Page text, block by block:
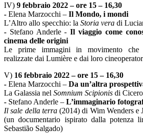
IV) 9 febbraio 2022 – ore 15 – 16,30
- Elena Marzocchi – Il Mondo, i mondi
L’Altro allo specchio: la Storia vera di
- Stefano Anderle -Il viaggio come
cinema delle origini
Le prime immagini in movimento che
realizzate dai Lumière e dai loro
V) 16 febbraio 2022 – ore 15 – 16,30
- Elena Marzocchi – Da un’altra
La Galassia nel Somnium Scipionis di
- Stefano Anderle – L’immaginario
Il sale della terra(2014) di Wim Wenders e
(un documentario ispirato dalla potenza
Sebastião Salgado)